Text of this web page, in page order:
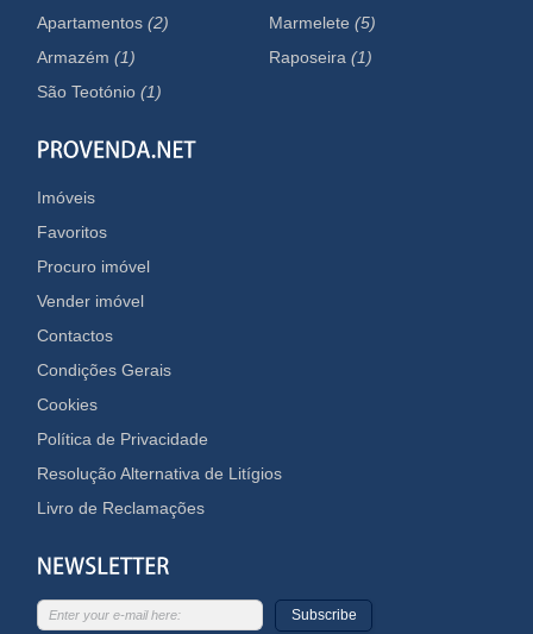
Apartamentos(2)
Armazém(1)
Marmelete(5)
Raposeira(1)
São Teotónio(1)
Imóveis
Favoritos
Procuro imóvel
Vender imóvel
Contactos
Condições Gerais
Cookies
Política de Privacidade
Resolução Alternativa de Litígios
Livro de Reclamações
Subscribe